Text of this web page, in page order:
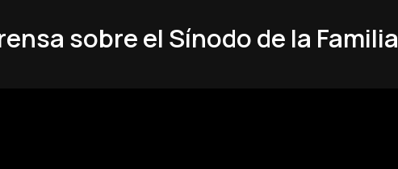
sobre el Sínodo de la Familia